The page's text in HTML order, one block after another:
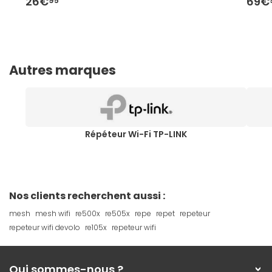
Autres marques
Répéteur Wi-Fi TP-LINK
Nos clients recherchent aussi :
mesh mesh wifi re500x re505x repe repet repeteur
repeteur wifi devolo re105x repeteur wifi